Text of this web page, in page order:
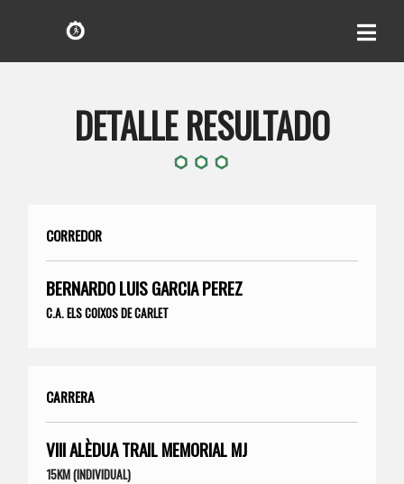
DETALLE RESULTADO
CORREDOR
BERNARDO LUIS GARCI­A PEREZ
C.A. ELS COIXOS DE CARLET
CARRERA
VIII ALÈDUA TRAIL MEMORIAL MJ
15KM (INDIVIDUAL)